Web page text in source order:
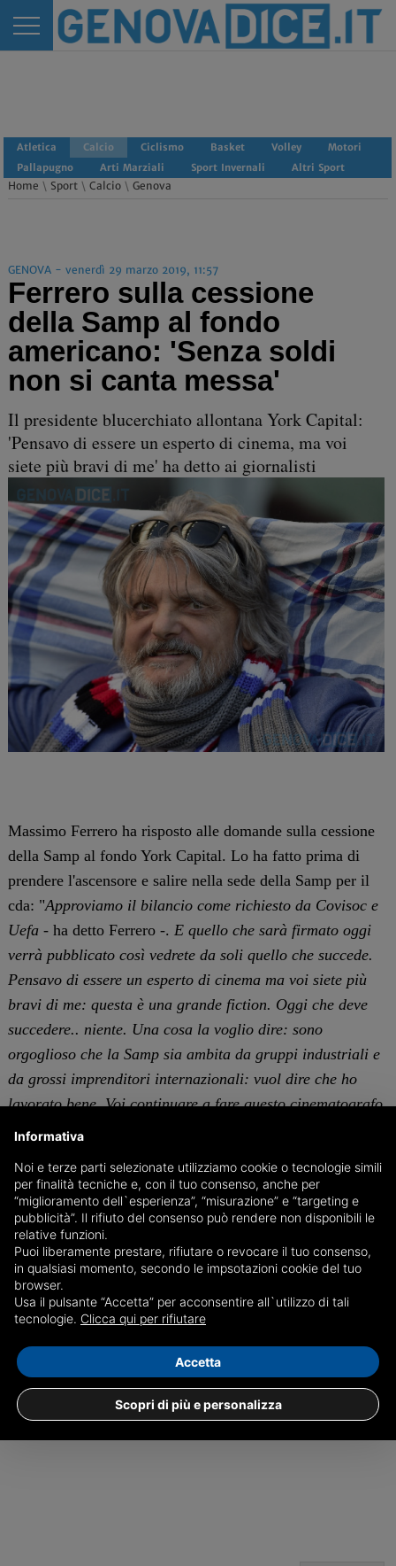
Atletica Calcio Ciclismo Basket Volley
Motori
Pallapugno
Arti Marziali Sport Invernali Altri Sport
Home \ Sport\ Calcio\ Genova
GENOVA - venerdì 29 marzo 2019, 11:57
Ferrero sulla cessione
della Samp al fondo
americano: 'Senza soldi
non si canta messa'
Il presidente blucerchiato allontana York Capital:
'Pensavo di essere un esperto di cinema, ma voi
siete più bravi di me' ha detto ai giornalisti
Massimo Ferrero ha risposto alle domande sulla cessione
della Samp al fondo York Capital. Lo ha fatto prima di
prendere l'ascensore e salire nella sede della Samp per il
cda: "Approviamo il bilancio come richiesto da Covisoc e
Uefa -ha detto Ferrero -. E quello che sarà firmato oggi
verrà pubblicato così vedrete da soli quello che succede.
Pensavo di essere un esperto di cinema ma voi siete più
bravi di me: questa è una grande fiction. Oggi che deve
succedere.. niente. Una cosa la voglio dire: sono
orgoglioso che la Samp sia ambita da gruppi industriali e
da grossi imprenditori internazionali: vuol dire che ho
lavorato bene. Voi continuare a fare questo cinematografo
ha detto ai media -
portando cose serie, non 'ste buffonate. Lavorare,
lavorare e poche chiacchiere perché senza soldi non si
canta messa".
c.s.
GENOVA
Informativa
Noi e terze parti selezionate utilizziamo cookie o tecnologie simili
per finalità tecniche e, con il tuo consenso, anche per
“miglioramento dell`esperienza”, “misurazione” e “targeting e
pubblicità”. Il rifiuto del consenso può rendere non disponibili le
relative funzioni.
Puoi liberamente prestare, rifiutare o revocare il tuo consenso,
in qualsiasi momento, secondo le impsotazioni cookie del tuo
browser.
Usa il pulsante “Accetta” per acconsentire all`utilizzo di tali
tecnologie. Clicca qui per rifiutare
Scopri di più e personalizza
Accetta